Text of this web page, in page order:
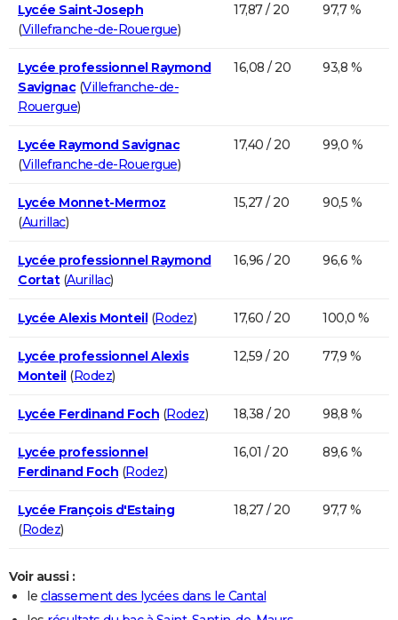
Lycée Saint-Joseph
(Villefranche-de-Rouergue)
17,87 / 20 97,7 %
Lycée professionnel Raymond
Savignac(Villefranche-de-
Rouergue)
16,08 / 20 93,8 %
Lycée Raymond Savignac
(Villefranche-de-Rouergue)
17,40 / 20 99,0 %
Lycée Monnet-Mermoz
(Aurillac)
15,27 / 20 90,5 %
Lycée professionnel Raymond
Cortat(Aurillac)
16,96 / 20 96,6 %
Lycée Alexis Monteil(Rodez) 17,60 / 20 100,0 %
Lycée professionnel Alexis
Monteil(Rodez)
12,59 / 20 77,9 %
Lycée Ferdinand Foch (Rodez) 18,38 / 20 98,8 %
Lycée professionnel
Ferdinand Foch (Rodez)
16,01 / 20 89,6 %
Lycée François d'Estaing
(Rodez)
18,27 / 20 97,7 %
Voir aussi :
le classement des lycées dans le Cantal